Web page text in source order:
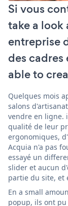
Si vous
take a look
entreprise
des cadres
able to
Quelques mois
salons
vendre en ligne.
qualité de leur
ergonomiques,
Acquia n'a pas
essayé un
slider et aucun
partie du site, et
En a small
popup, ils ont pu